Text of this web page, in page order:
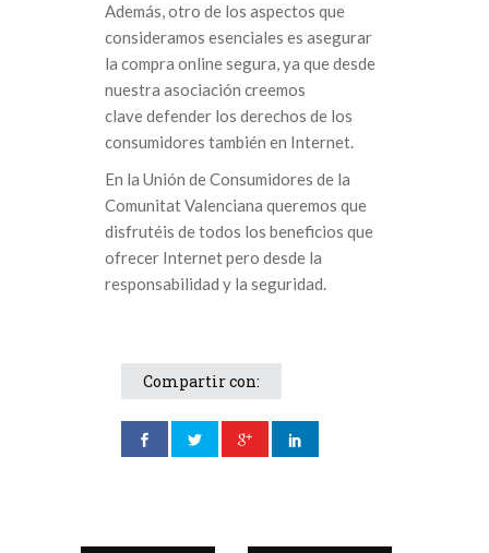
Además, otro de los aspectos que
consideramos esenciales es asegurar
la compra online segura, ya que desde
nuestra asociación creemos
clave defender los derechos de los
consumidores también en Internet.
En la Unión de Consumidores de la
Comunitat Valenciana queremos que
disfrutéis de todos los beneficios que
ofrecer Internet pero desde la
responsabilidad y la seguridad.
Compartir con: